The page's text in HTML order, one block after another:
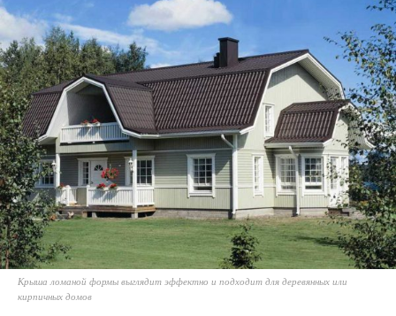
Крыша ломаной формы выглядит эффектно и подходит для деревянных или
кирпичных домов